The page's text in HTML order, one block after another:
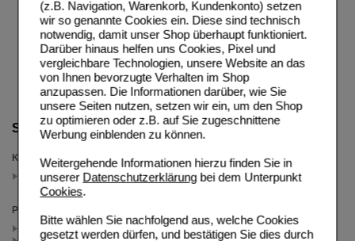
(z.B. Navigation, Warenkorb, Kundenkonto) setzen
wir so genannte Cookies ein. Diese sind technisch
notwendig, damit unser Shop überhaupt funktioniert.
Darüber hinaus helfen uns Cookies, Pixel und
vergleichbare Technologien, unsere Website an das
von Ihnen bevorzugte Verhalten im Shop
anzupassen. Die Informationen darüber, wie Sie
unsere Seiten nutzen, setzen wir ein, um den Shop
zu optimieren oder z.B. auf Sie zugeschnittene
Werbung einblenden zu können.
Weitergehende Informationen hierzu finden Sie in
unserer Datenschutzerklärungbei dem Unterpunkt
Cookies.
Bitte wählen Sie nachfolgend aus, welche Cookies
gesetzt werden dürfen, und bestätigen Sie dies durch
Suche verfeinern
Kategorien
für Frauen oder Männer
(auswahl entfernen)
Packungsgröße
60 St (3)